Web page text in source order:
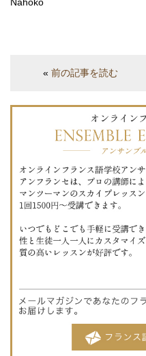
Nahoko
«前の記事を読む